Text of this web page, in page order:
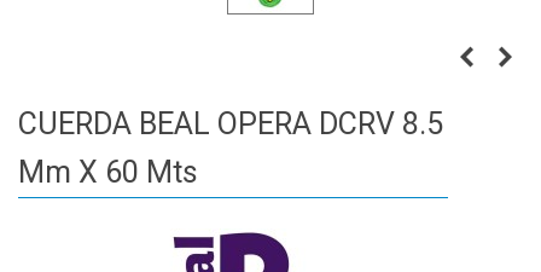
CUERDA BEAL OPERA DCRV 8.5
Mm X 60 Mts